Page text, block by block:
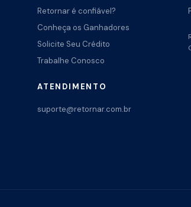
Retornar é confiável?
Conheça os Ganhadores
Solicite Seu Crédito
Trabalhe Conosco
ATENDIMENTO
suporte@retornar.com.br